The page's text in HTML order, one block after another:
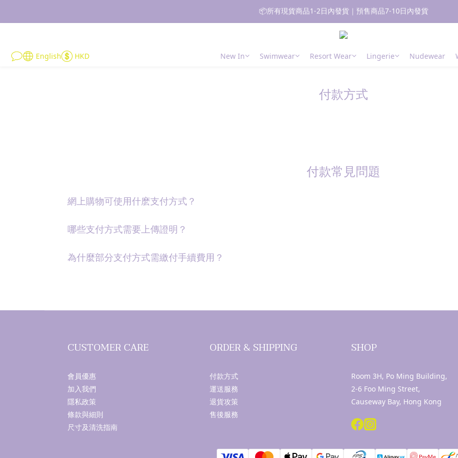
📦所有現貨商品1-2日內發貨｜預售商品7-10日內發貨
📦所有現貨商品1-2日內發貨｜預售商品7-10日內發貨
🚚 香港 消費滿$700免運費｜澳門台灣 消費滿$1000免運費
新朋友登記會員即獲$50購物金✨ 點擊了解更多詳情🔎
English HKD New In Swimwear Resort Wear Lingerie Nudewear
付款方式
付款常見問題
網上購物可使用什麽支付方式？
哪些支付方式需要上傳證明？
為什麼部分支付方式需繳付手續費用？
CUSTOMER CARE
會員優惠
加入我們
隱私政策
條款與細則
尺寸及清洗指南
ORDER & SHIPPING
付款方式
運送服務
退貨攻策
售後服務
SHOP
Room 3H, Po Ming Building,
2-6 Foo Ming Street,
Causeway Bay, Hong Kong